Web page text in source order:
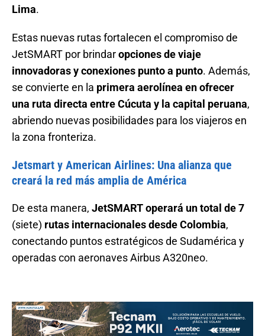
Lima.
Estas nuevas rutas fortalecen el compromiso de
JetSMART por brindaropciones de viaje
innovadoras y conexiones punto a punto. Además,
se convierte en la primera aerolínea en ofrecer
una ruta directa entre Cúcuta y la capital peruana,
abriendo nuevas posibilidades para los viajeros en
la zona fronteriza.
Jetsmart y American Airlines: Una alianza que
creará la red más amplia de América
De esta manera, JetSMART operará un total de 7
(siete) rutas internacionales desde Colombia,
conectando puntos estratégicos de Sudamérica y
operadas con aeronaves Airbus A320neo.